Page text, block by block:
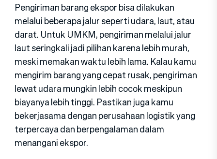
Pengiriman barang ekspor bisa dilakukan
melalui beberapa jalur seperti udara, laut, atau
darat. Untuk UMKM, pengiriman melalui jalur
laut seringkali jadi pilihan karena lebih murah,
meski memakan waktu lebih lama. Kalau kamu
mengirim barang yang cepat rusak, pengiriman
lewat udara mungkin lebih cocok meskipun
biayanya lebih tinggi. Pastikan juga kamu
bekerjasama dengan perusahaan logistik yang
terpercaya dan berpengalaman dalam
menangani ekspor.